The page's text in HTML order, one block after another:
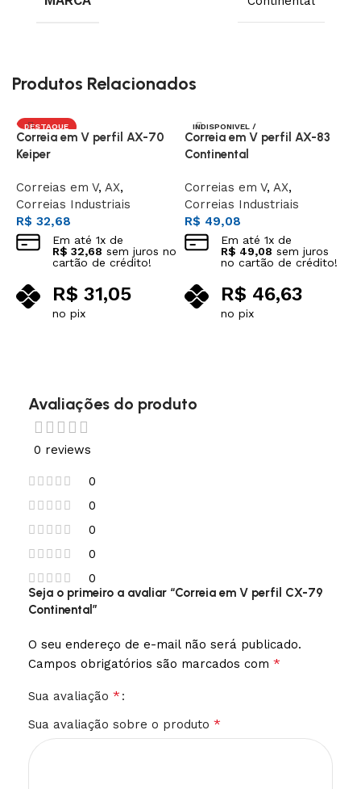
Produtos Relacionados
DESTAQUE
Correia em V perfil AX-70
Keiper
Correias em V, AX,
Correias Industriais
R$ 32,68
Em até 1x de
R$ 32,68 sem juros no
cartão de crédito!
R$ 31,05
no pix
INDISPONIVEL /
SOB ENCOMEN
Correia em V perfil AX-83
Continental
Correias em V, AX,
Correias Industriais
R$ 49,08
Em até 1x de
R$ 49,08 sem juros
no cartão de crédito!
R$ 46,63
no pix
Avaliações do produto
0 reviews
0
0
0
0
0
Seja o primeiro a avaliar “Correia em V perfil CX-79
Continental”
O seu endereço de e-mail não será publicado.
Campos obrigatórios são marcados com *
Sua avaliação *
Sua avaliação sobre o produto *